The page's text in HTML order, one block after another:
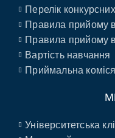
Перелік
Правила прийому
Правила прийому
Вартість навчання
Приймальна коміся
Університетська